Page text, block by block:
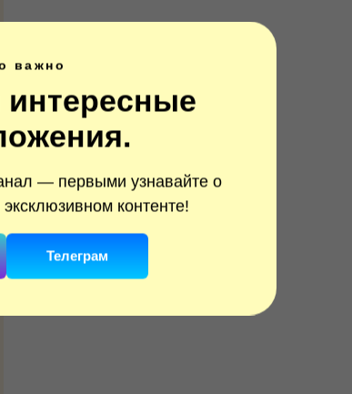
важно
интересные
— первыми узнавайте о
контенте!
Телеграм